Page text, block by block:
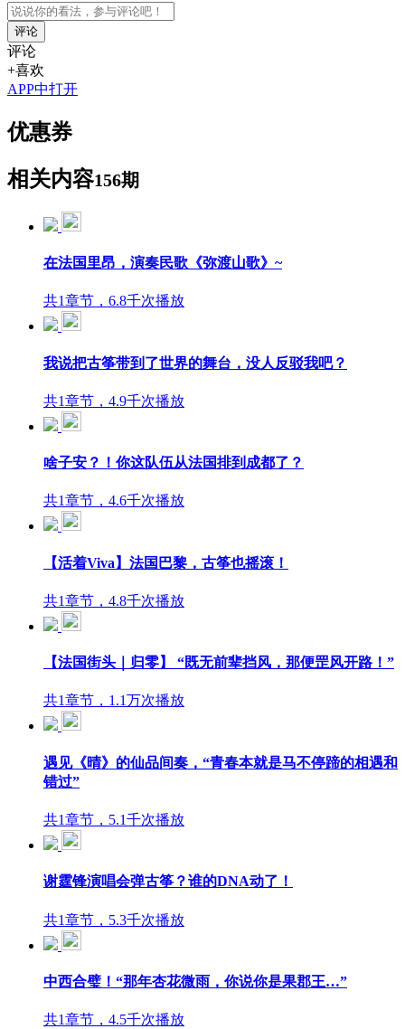
评论
评论
+喜欢
APP中打开
优惠券
相关内容156期
在法国里昂，演奏民歌《弥渡山歌》~
共1章节，6.8千次播放
我说把古筝带到了世界的舞台，没人反驳我吧？
共1章节，4.9千次播放
啥子安？！你这队伍从法国排到成都了？
共1章节，4.6千次播放
【活着Viva】法国巴黎，古筝也摇滚！
共1章节，4.8千次播放
【法国街头｜归零】 “既无前辈挡风，那便罡风开路！”
共1章节，1.1万次播放
遇见《晴》的仙品间奏，“青春本就是马不停蹄的相遇和
错过”
共1章节，5.1千次播放
谢霆锋演唱会弹古筝？谁的DNA动了！
共1章节，5.3千次播放
中西合璧！“那年杏花微雨，你说你是果郡王…”
共1章节，4.5千次播放